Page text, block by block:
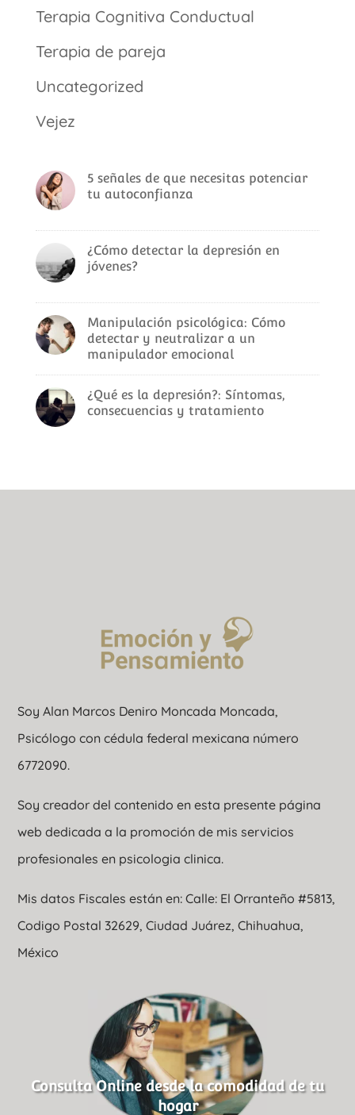
Terapia Cognitiva Conductual
Terapia de pareja
Uncategorized
Vejez
5 señales de que necesitas potenciar
tu autoconfianza
¿Cómo detectar la depresión en
jóvenes?
Manipulación psicológica: Cómo
detectar y neutralizar a un
manipulador emocional
¿Qué es la depresión?: Síntomas,
consecuencias y tratamiento
Soy Alan Marcos Deniro Moncada Moncada,
Psicólogo con cédula federal mexicana número
6772090.
Soy creador del contenido en esta presente página
web dedicada a la promoción de mis servicios
profesionales en psicologia clinica.
Mis datos Fiscales están en: Calle: El Orranteño #5813,
Codigo Postal 32629, Ciudad Juárez, Chihuahua,
México
Consulta Online desde la comodidad de tu
hogar